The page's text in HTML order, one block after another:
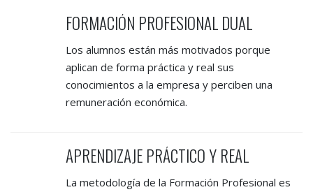
FORMACIÓN PROFESIONAL DUAL
Los alumnos están más motivados porque
aplican de forma práctica y real sus
conocimientos a la empresa y perciben una
remuneración económica.
APRENDIZAJE PRÁCTICO Y REAL
La metodología de la Formación Profesional es